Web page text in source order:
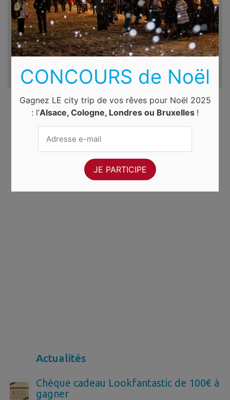
ven. 7 août 2026 sam. 8 août 2026
Actualités
Chèque cadeau Lookfantastic de 100€ à
gagner
CONCOURS de Noël
Gagnez LE city trip de vos rêves pour Noël 2025
: l’Alsace, Cologne, Londres ou Bruxelles !